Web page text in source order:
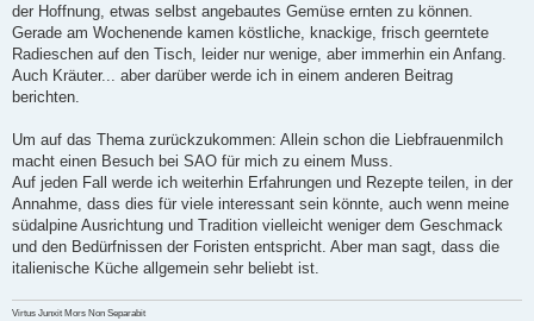
der Hoffnung, etwas selbst angebautes Gemüse ernten zu können.
Gerade am Wochenende kamen köstliche, knackige, frisch geerntete
Radieschen auf den Tisch, leider nur wenige, aber immerhin ein Anfang.
Auch Kräuter... aber darüber werde ich in einem anderen Beitrag
berichten.
Um auf das Thema zurückzukommen: Allein schon die Liebfrauenmilch
macht einen Besuch bei SAO für mich zu einem Muss.
Auf jeden Fall werde ich weiterhin Erfahrungen und Rezepte teilen, in der
Annahme, dass dies für viele interessant sein könnte, auch wenn meine
südalpine Ausrichtung und Tradition vielleicht weniger dem Geschmack
und den Bedürfnissen der Foristen entspricht. Aber man sagt, dass die
italienische Küche allgemein sehr beliebt ist.
Virtus Junxit Mors Non Separabit